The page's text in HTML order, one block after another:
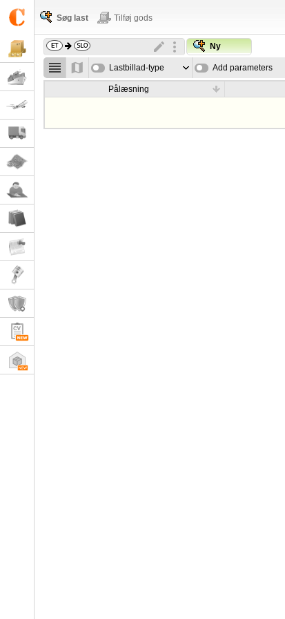
Søg last Tilføj gods
Ny
Lastbillad-type Add parameters
Pålæsning